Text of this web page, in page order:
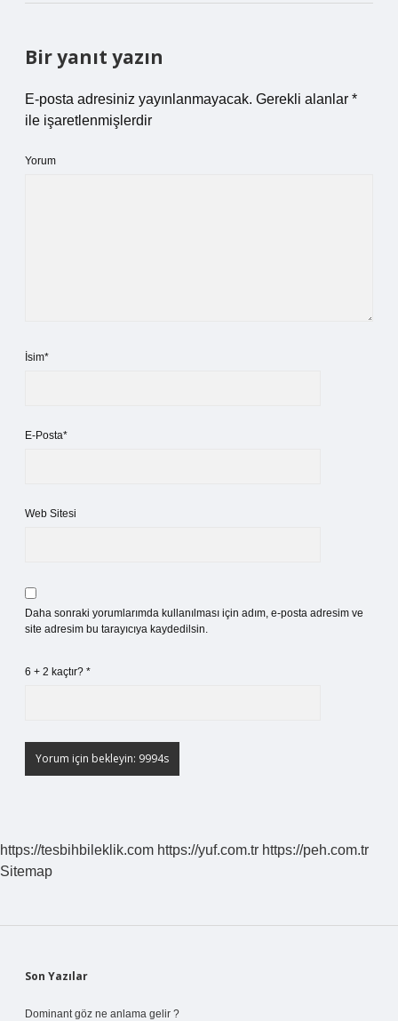
Bir yanıt yazın
E-posta adresiniz yayınlanmayacak. Gerekli alanlar *
ile işaretlenmişlerdir
Yorum
İsim*
E-Posta*
Web Sitesi
Daha sonraki yorumlarımda kullanılması için adım, e-posta adresim ve
site adresim bu tarayıcıya kaydedilsin.
6 + 2 kaçtır? *
https://tesbihbileklik.com https://yuf.com.tr https://peh.com.tr
Sitemap
Sidebar
Son Yazılar
Dominant göz ne anlama gelir ?